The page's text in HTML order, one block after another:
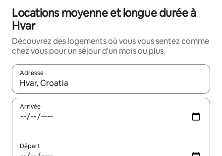
Locations moyenne et longue durée à
Hvar
Découvrez des logements où vous vous sentez comme
chez vous pour un séjour d'un mois ou plus.
Adresse
Lorsque les résultats s'affichent, utilisez les flèches vers le
Arrivée
Départ